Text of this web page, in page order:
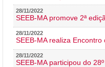
28/11/2022
SEEB-MA promove 2ª
28/11/2022
SEEB-MA realiza
28/11/2022
SEEB-MA participou do